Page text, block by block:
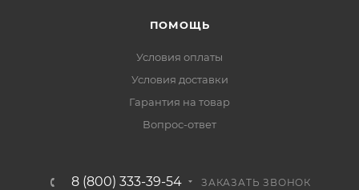
ПОМОЩЬ
Условия оплаты
Условия доставки
Гарантия на товар
Вопрос-ответ
8 (800) 333-39-54 ЗАКАЗАТЬ ЗВОНОК